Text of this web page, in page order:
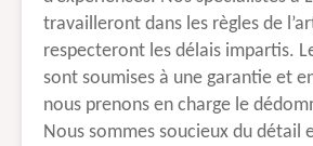
travailleront dans les règles de
respecteront les délais impartis.
sont soumises à une garantie et
nous prenons en charge le
Nous sommes soucieux du détail